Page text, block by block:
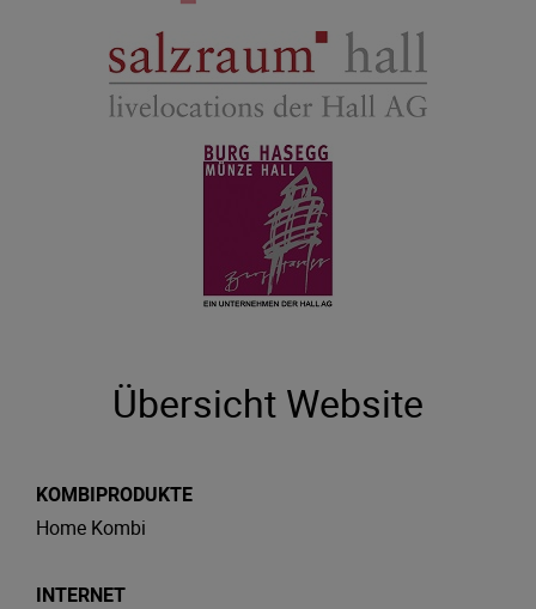
Übersicht Website
KOMBIPRODUKTE
Home Kombi
INTERNET